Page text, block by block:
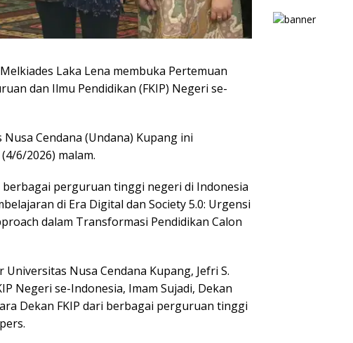
Laka Lena membuka Pertemuan
dan Ilmu Pendidikan (FKIP) Negeri se-
Cendana (Undana) Kupang ini
6/2026) malam.
perguruan tinggi negeri di Indonesia
di Era Digital dan Society 5.0: Urgensi
dalam Transformasi Pendidikan Calon
Nusa Cendana Kupang, Jefri S.
Negeri se-Indonesia, Imam Sujadi, Dekan
Dekan FKIP dari berbagai perguruan tinggi